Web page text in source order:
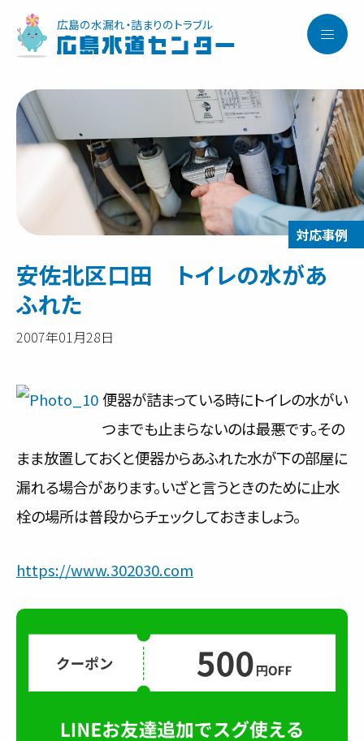
広島の水漏れ・詰まりのトラブル
広島水道センター
料金一覧
お客様の声
対応事例
会社紹介
安佐北区口田 トイレの水があ
ふれた
2007年01月28日
便器が詰まっている時にトイレの水がい
つまでも止まらないのは最悪です。その
まま放置しておくと便器からあふれた水が下の部屋に
漏れる場合があります。いざと言うときのために止水
栓の場所は普段からチェックしておきましょう。
https://www.302030.com